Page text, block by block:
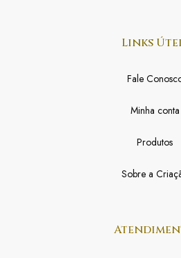
Links
Fale
Minha conta
Produtos
Sobre a